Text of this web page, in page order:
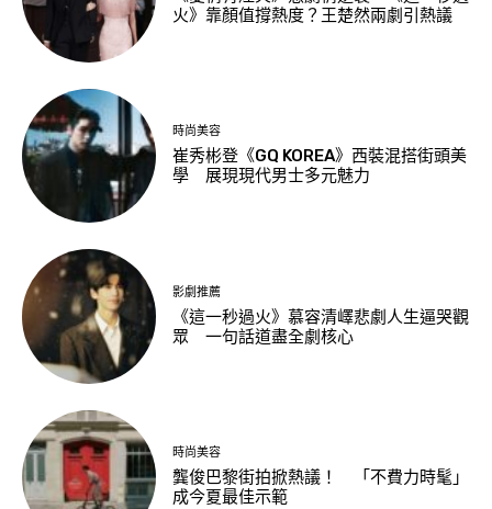
火》靠顏值撐熱度？王楚然兩劇引熱議
時尚美容
崔秀彬登《GQ KOREA》西裝混搭街頭美
學 展現現代男士多元魅力
影劇推薦
《這一秒過火》慕容清嶧悲劇人生逼哭觀
眾 一句話道盡全劇核心
時尚美容
龔俊巴黎街拍掀熱議！ 「不費力時髦」
成今夏最佳示範